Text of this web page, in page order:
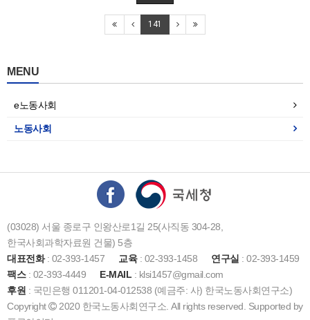
141
MENU
e노동사회
노동사회
(03028) 서울 종로구 인왕산로1길 25(사직동 304-28,
한국사회과학자료원 건물) 5층
대표전화: 02-393-1457 교육: 02-393-1458 연구실 : 02-393-1459
팩스: 02-393-4449 E-MAIL : klsi1457@gmail.com
후원 : 국민은행 011201-04-012538 (예금주: 사) 한국노동사회연구소)
Copyright
2020 한국노동사회연구소. All rights reserved. Supported by